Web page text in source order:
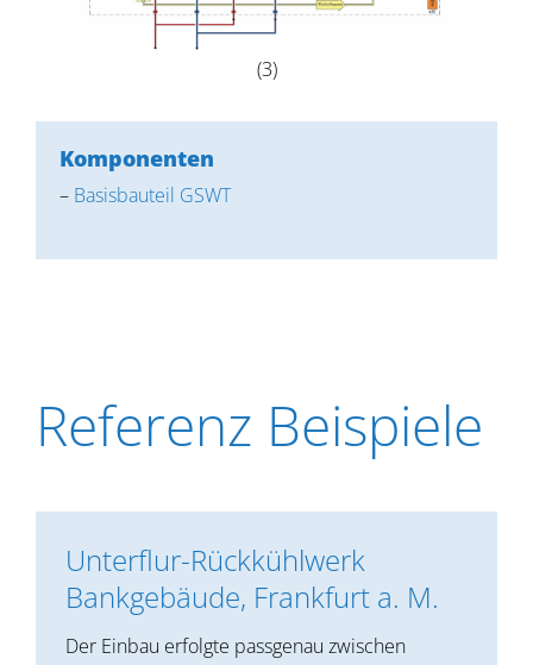
(3)
Komponenten
– Basisbauteil GSWT
Referenz Beispiele
Unterflur-Rückkühlwerk
Bankgebäude, Frankfurt a. M.
Der Einbau erfolgte passgenau zwischen